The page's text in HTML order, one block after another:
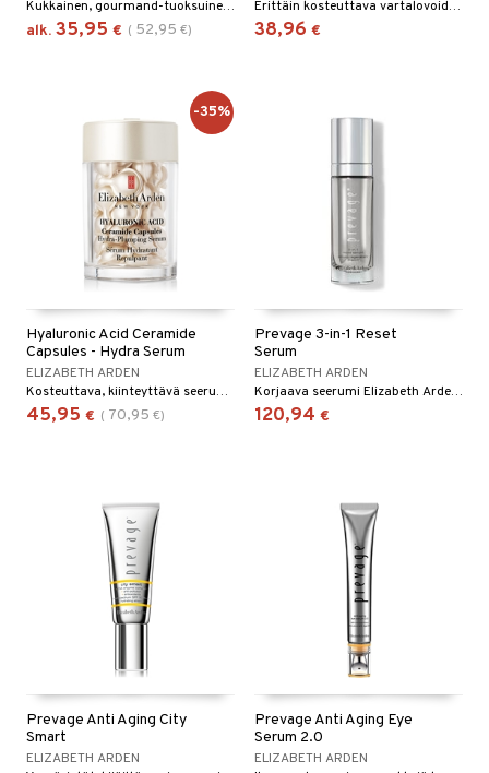
Kukkainen, gourmand-tuoksuinen eau de toilette Elizabeth Ardenilta.
alk. 35,95 € ( 52,95 €)
Erittäin kosteuttava vartalovoide Elizabeth Ardenilta.
38,96 €
Hyaluronic Acid Ceramide
Capsules - Hydra Serum
ELIZABETH ARDEN
Kosteuttava, kiinteyttävä seerumi - Elizabeth Arden
45,95 € ( 70,95 €)
-35%
Prevage 3-in-1 Reset
Serum
ELIZABETH ARDEN
Korjaava seerumi Elizabeth Ardenilta
120,94 €
Prevage Anti Aging City
Smart
ELIZABETH ARDEN
Prevage Anti Aging Eye
Serum 2.0
ELIZABETH ARDEN